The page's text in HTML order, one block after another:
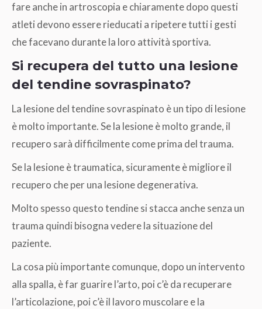
fare anche in artroscopia e chiaramente dopo questi
atleti devono essere rieducati a ripetere tutti i gesti
che facevano durante la loro attività sportiva.
Si recupera del tutto una lesione
del tendine sovraspinato?
La lesione del tendine sovraspinato è un tipo di lesione
è molto importante. Se la lesione è molto grande, il
recupero sarà difficilmente come prima del trauma.
Se la lesione è traumatica, sicuramente è migliore il
recupero che per una lesione degenerativa.
Molto spesso questo tendine si stacca anche senza un
trauma quindi bisogna vedere la situazione del
paziente.
La cosa più importante comunque, dopo un intervento
alla spalla, è far guarire l’arto, poi c’è da recuperare
l’articolazione, poi c’è il lavoro muscolare e la